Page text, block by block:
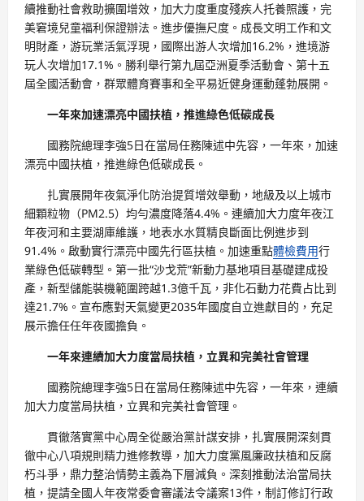
續推動社會救助擴圍增效，加大力度重度殘疾人托養照護，完
美窘境兒童福利保證辦法。進步優撫尺度。成長文明工作和文
明財產，游玩業活氣浮現，國際出游人次增加16.2%，進境游
玩人次增加17.1%。勝利舉行第九屆亞洲夏季活動會、第十五
屆全國活動會，群眾體育賽事和全平易近健身運動蓬勃展開。
一年來加速漂亮中國扶植，推進綠色低碳成長
國務院總理李強5日在當局任務陳述中先容，一年來，加速
漂亮中國扶植，推進綠色低碳成長。
扎實展開年夜氣淨化防治提質增效舉動，地級及以上城市
細顆粒物（PM2.5）均勻濃度降落4.4%。連續加大力度年夜江
年夜河和主要湖庫維護，地表水水質精良斷面比例進步到
91.4%。啟動實行漂亮中國先行區扶植。加速重點體檢費用行
業綠色低碳轉型。第一批“沙戈荒”新動力基地項目基礎建成投
產，新型儲能裝機範圍跨越1.3億千瓦，非化石動力花費占比到
達21.7%。宣布應對天氣變更2035年國度自立進獻目的，充足
展示擔任任年夜國擔負。
一年來連續加大力度當局扶植，立異和完美社會管理
國務院總理李強5日在當局任務陳述中先容，一年來，連續
加大力度當局扶植，立異和完美社會管理。
貫徹落實黨中心周全從嚴治黨計謀安排，扎實展開深刻貫
徹中心八項規則精力進修教導，加大力度黨風廉政扶植和反腐
朽斗爭，鼎力整治情勢主義為下層減負。深刻推動法治當局扶
植，提請全國人年夜常委會審議法令議案13件，制訂修訂行政